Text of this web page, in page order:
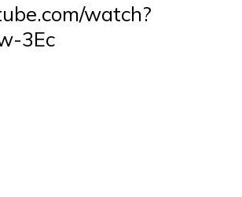
watch?
3Ec